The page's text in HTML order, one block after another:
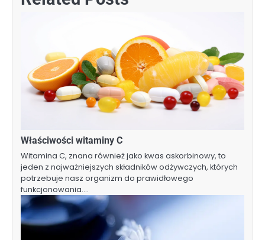
Właściwości witaminy C
Witamina C, znana również jako kwas askorbinowy, to
jeden z najważniejszych składników odżywczych, których
potrzebuje nasz organizm do prawidłowego
funkcjonowania.…